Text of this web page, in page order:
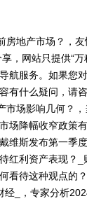
房地产市场？，
，网站只提供“
航服务。如果您
有什么疑问，请咨
市场影响几何？
场降幅收窄政策
维斯发布第一季
红利资产表现？_
看待这种观点的
_，专家分析